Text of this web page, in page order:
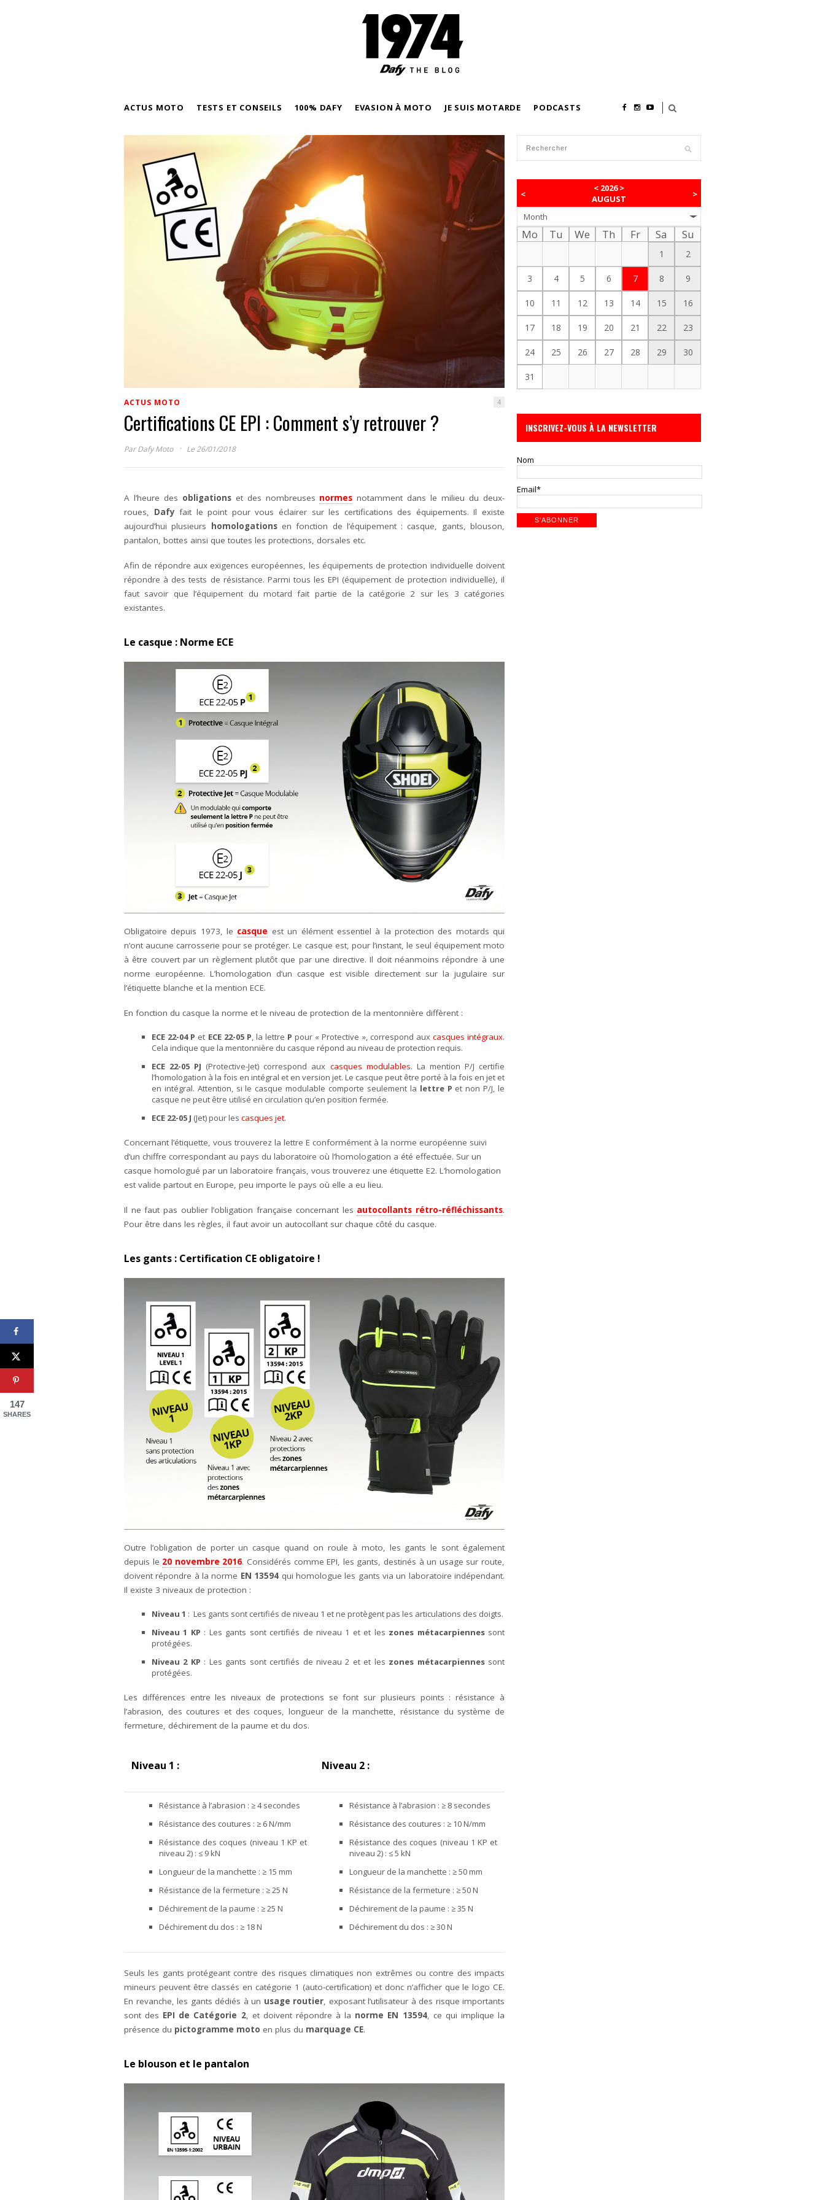
ACTUS MOTO TESTS ET CONSEILS 100% DAFY EVASION À MOTO JE SUIS MOTARDE PODCASTS
ACTUS MOTO 4
Certifications CE EPI : Comment s’y retrouver ?
ParDafy Moto · Le 26/01/2018
A l’heure des obligationset des nombreuses normes notamment dans le milieu du deux-
roues, Dafy fait le point pour vous éclairer sur les certifications des équipements. Il existe
aujourd’hui plusieurs homologationsen fonction de l’équipement : casque, gants, blouson,
pantalon, bottes ainsi que toutes les protections, dorsales etc.
Afin de répondre aux exigences européennes, les équipements de protection individuelle doivent
répondre à des tests de résistance. Parmi tous les EPI (équipement de protection individuelle), il
faut savoir que l’équipement du motard fait partie de la catégorie 2 sur les 3 catégories
existantes.
Le casque : Norme ECE
Obligatoire depuis 1973, le casque est un élément essentiel à la protection des motards qui
n’ont aucune carrosserie pour se protéger. Le casque est, pour l’instant, le seul équipement moto
à être couvert par un règlement plutôt que par une directive. Il doit néanmoins répondre à une
norme européenne. L’homologation d’un casque est visible directement sur la jugulaire sur
l’étiquette blanche et la mention ECE.
En fonction du casque la norme et le niveau de protection de la mentonnière diffèrent :
ECE 22-04 P et ECE 22-05 P, la lettre P pour « Protective », correspond aux casques intégraux.
Cela indique que la mentonnière du casque répond au niveau de protection requis.
ECE 22-05 PJ (Protective-Jet) correspond aux casques modulables. La mention P/J certifie
l’homologation à la fois en intégral et en version jet. Le casque peut être porté à la fois en jet et
en intégral. Attention, si le casque modulable comporte seulement la lettre P et non P/J, le
casque ne peut être utilisé en circulation qu’en position fermée.
ECE 22-05 J (Jet) pour les casques jet.
Concernant l’étiquette, vous trouverez la lettre E conformément à la norme européenne suivi
d’un chiffre correspondant au pays du laboratoire où l’homologation a été effectuée. Sur un
casque homologué par un laboratoire français, vous trouverez une étiquette E2. L’homologation
est valide partout en Europe, peu importe le pays où elle a eu lieu.
Il ne faut pas oublier l’obligation française concernant les autocollants rétro-réfléchissants.
Pour être dans les règles, il faut avoir un autocollant sur chaque côté du casque.
Les gants : Certification CE obligatoire !
Outre l’obligation de porter un casque quand on roule à moto, les gants le sont également
depuis le 20 novembre 2016. Considérés comme EPI, les gants, destinés à un usage sur route,
doivent répondre à la norme EN 13594 qui homologue les gants via un laboratoire indépendant.
Il existe 3 niveaux de protection :
Niveau 1 : Les gants sont certifiés de niveau 1 et ne protègent pas les articulations des doigts.
Niveau 1 KP : Les gants sont certifiés de niveau 1 et et les zones métacarpiennessont
protégées.
Niveau 2 KP : Les gants sont certifiés de niveau 2 et et les zones métacarpiennessont
protégées.
Les différences entre les niveaux de protections se font sur plusieurs points : résistance à
l’abrasion, des coutures et des coques, longueur de la manchette, résistance du système de
fermeture, déchirement de la paume et du dos.
Niveau 1 : Niveau 2 :
Résistance à l’abrasion : ≥ 4 secondes
Résistance des coutures : ≥ 6 N/mm
Résistance des coques (niveau 1 KP et
niveau 2) : ≤ 9 kN
Longueur de la manchette : ≥ 15 mm
Résistance de la fermeture : ≥ 25 N
Déchirement de la paume : ≥ 25 N
Déchirement du dos : ≥ 18 N
Résistance à l’abrasion : ≥ 8 secondes
Résistance des coutures : ≥ 10 N/mm
Résistance des coques (niveau 1 KP et
niveau 2) : ≤ 5 kN
Longueur de la manchette : ≥ 50 mm
Résistance de la fermeture : ≥ 50 N
Déchirement de la paume : ≥ 35 N
Déchirement du dos : ≥ 30 N
Seuls les gants protégeant contre des risques climatiques non extrêmes ou contre des impacts
mineurs peuvent être classés en catégorie 1 (auto-certification) et donc n’afficher que le logo CE.
En revanche, les gants dédiés à un usage routier, exposant l’utilisateur à des risque importants
sont des EPI de Catégorie 2, et doivent répondre à la norme EN 13594, ce qui implique la
présence du pictogramme moto en plus du marquage CE.
Le blouson et le pantalon
<
< 2026>
AUGUST
>
Month
Mo Tu We Th Fr Sa Su
1 2
3 4 5 6 7 8 9
10 11 12 13 14 15 16
17 18 19 20 21 22 23
24 25 26 27 28 29 30
31
INSCRIVEZ-VOUS À LA NEWSLETTER
Nom
Email*
147
SHARES